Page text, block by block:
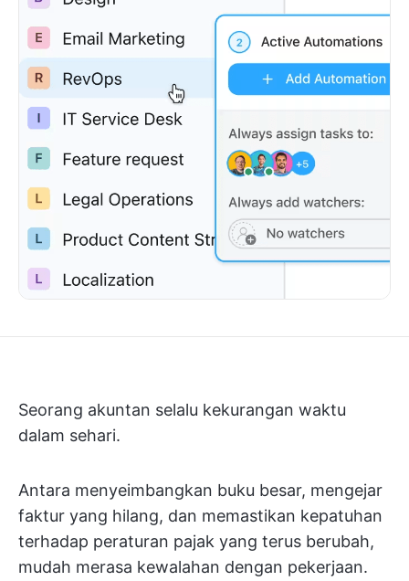
Seorang akuntan selalu kekurangan waktu
dalam sehari.
Antara menyeimbangkan buku besar, mengejar
faktur yang hilang, dan memastikan kepatuhan
terhadap peraturan pajak yang terus berubah,
mudah merasa kewalahan dengan pekerjaan.